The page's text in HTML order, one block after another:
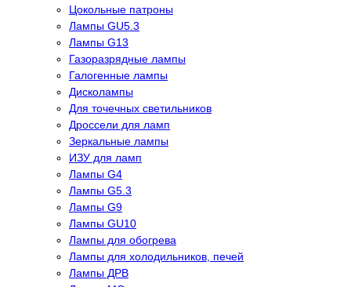
Цокольные патроны
Лампы GU5.3
Лампы G13
Газоразрядные лампы
Галогенные лампы
Дисколампы
Для точечных светильников
Дроссели для ламп
Зеркальные лампы
ИЗУ для ламп
Лампы G4
Лампы G5.3
Лампы G9
Лампы GU10
Лампы для обогрева
Лампы для холодильников, печей
Лампы ДРВ